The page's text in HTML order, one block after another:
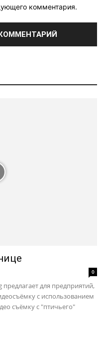
комментария.
0
для предприятий,
с использованием
съёмку с "птичьего"